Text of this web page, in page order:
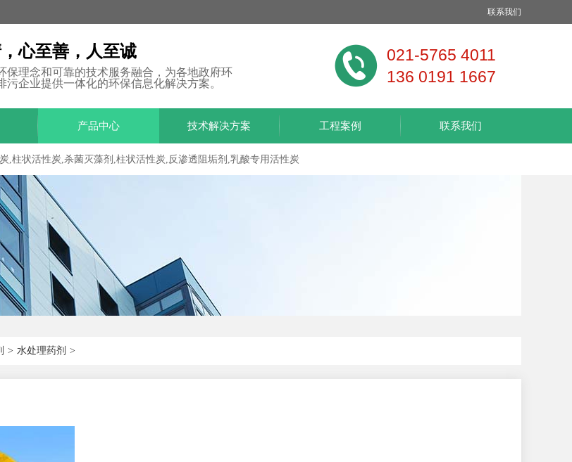
联系我们
心至善，人至诚
保理念和可靠的技术服务融合，为各地政府环
污企业提供一体化的环保信息化解决方案。
021-5765 4011
136 0191 1667
产品中心 技术解决方案 工程案例 联系我们
,柱状活性炭,杀菌灭藻剂,柱状活性炭,反渗透阻垢剂,乳酸专用活性炭
> 水处理药剂 >